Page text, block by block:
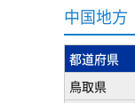
中国地方
都道府県
鳥取県